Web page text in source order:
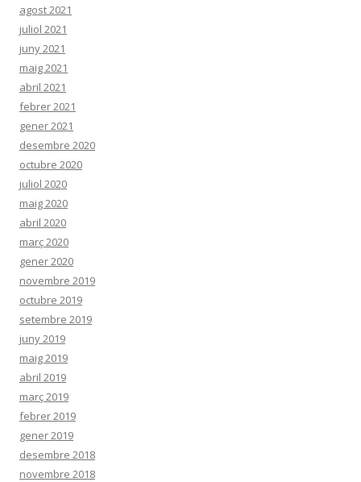
agost 2021
juliol 2021
juny 2021
maig 2021
abril 2021
febrer 2021
gener 2021
desembre 2020
octubre 2020
juliol 2020
maig 2020
abril 2020
març 2020
gener 2020
novembre 2019
octubre 2019
setembre 2019
juny 2019
maig 2019
abril 2019
març 2019
febrer 2019
gener 2019
desembre 2018
novembre 2018